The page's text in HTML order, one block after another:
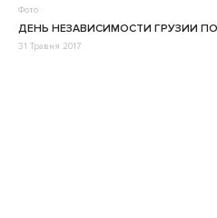
Фото
ДЕНЬ НЕЗАВИСИМОСТИ ГРУЗИИ
31 Травня 2017